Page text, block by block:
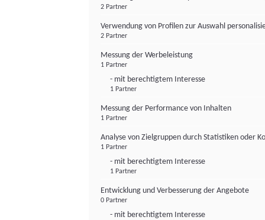
2 Partner
Verwendung von Profilen zur Auswahl
2 Partner
Messung der Werbeleistung
1 Partner
- mit berechtigtem Interesse
1 Partner
Messung der Performance von Inhalten
1 Partner
Analyse von Zielgruppen durch Statistiken oder
1 Partner
- mit berechtigtem Interesse
1 Partner
Entwicklung und Verbesserung der Angebote
0 Partner
- mit berechtigtem Interesse